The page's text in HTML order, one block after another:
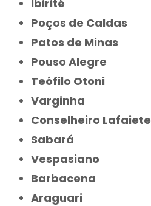
Ibirité
Poços de Caldas
Patos de Minas
Pouso Alegre
Teófilo Otoni
Varginha
Conselheiro Lafaiete
Sabará
Vespasiano
Barbacena
Araguari